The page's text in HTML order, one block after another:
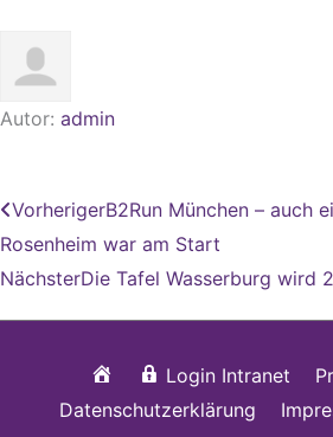
Autor: admin
Zurück
VorherigerB2Run München – auch
Rosenheim war am Start
NächsterDie Tafel Wasserburg wird
StartseiteLogin Intranet
Datenschutzerklärung